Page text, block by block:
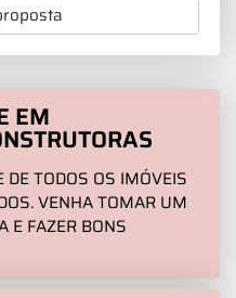
EM
TODOS OS IMÓVEIS
VENHA TOMAR UM
E FAZER BONS